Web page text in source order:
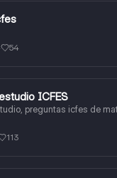
Crítica
54
ICFES
preguntas icfes de
113